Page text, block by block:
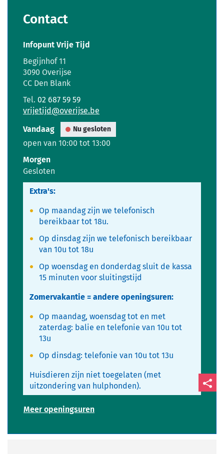
Contact
Infopunt Vrije Tijd
Adres
Begijnhof 11
,3090 Overijse
CC Den Blank
Tel. 02 687 59 59
E-
vrijetijd @overijse.be
Vandaag
Nu gesloten
open van 10:00 tot 13:00
Morgen
Gesloten
Extra's:
Op maandag zijn we telefonisch
bereikbaar tot 18u.
Op dinsdag zijn we telefonisch bereikbaar
van 10u tot 18u
Op woensdag en donderdag sluit de kassa
15 minuten voor sluitingstijd
Zomervakantie = andere openingsuren:
Op maandag, woensdag tot en met
zaterdag: balie en telefonie van 10u tot
13u
Op dinsdag: telefonie van 10u tot 13u
Huisdieren zijn niet toegelaten (met
uitzondering van hulphonden).
Meer openingsurenInfopunt